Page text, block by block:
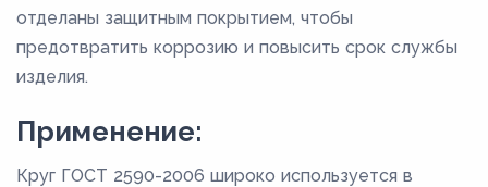
отделаны защитным покрытием, чтобы
предотвратить коррозию и повысить срок службы
изделия.
Применение:
Круг ГОСТ 2590-2006 широко используется в